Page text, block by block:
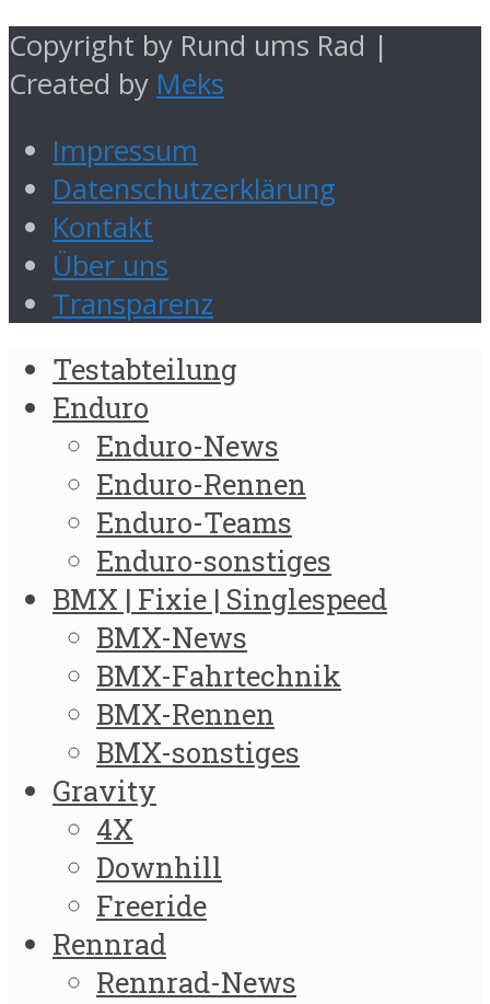
Copyright by Rund ums Rad |
Created by Meks
Impressum
Datenschutzerklärung
Kontakt
Über uns
Transparenz
Testabteilung
Enduro
Enduro-News
Enduro-Rennen
Enduro-Teams
Enduro-sonstiges
BMX | Fixie | Singlespeed
BMX-News
BMX-Fahrtechnik
BMX-Rennen
BMX-sonstiges
Gravity
4X
Downhill
Freeride
Rennrad
Rennrad-News